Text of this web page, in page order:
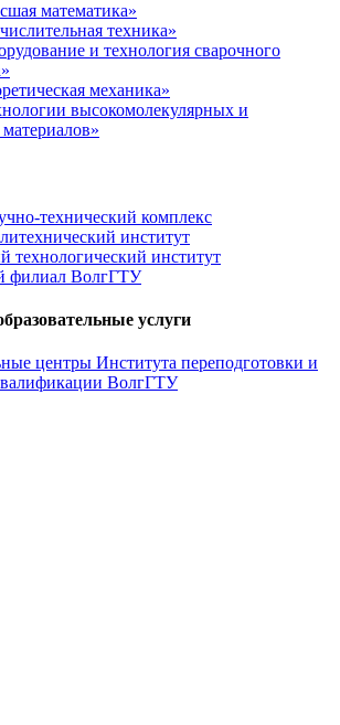
математика»
техника»
и технология сварочного
механика»
высокомолекулярных и
технический комплекс
институт
институт
филиал ВолгГТУ
услуги
центры Института переподготовки и
ВолгГТУ